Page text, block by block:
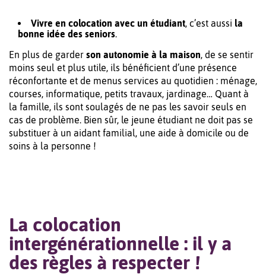
Vivre en colocation avec un étudiant, c’est aussi la
bonne idée des seniors.
En plus de garder son autonomie à la maison, de se sentir
moins seul et plus utile, ils bénéficient d’une présence
réconfortante et de menus services au quotidien : ménage,
courses, informatique, petits travaux, jardinage… Quant à
la famille, ils sont soulagés de ne pas les savoir seuls en
cas de problème. Bien sûr, le jeune étudiant ne doit pas se
substituer à un aidant familial, une aide à domicile ou de
soins à la personne !
La colocation
intergénérationnelle : il y a
des règles à respecter !